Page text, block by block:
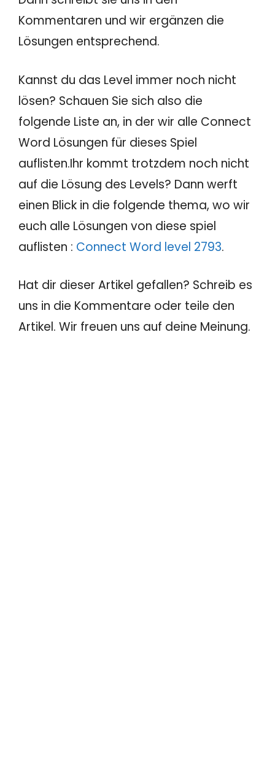
Kommentaren und wir ergänzen die
Lösungen entsprechend.
Kannst du das Level immer noch nicht
lösen? Schauen Sie sich also die
folgende Liste an, in der wir alle Connect
Word Lösungen für dieses Spiel
auflisten.Ihr kommt trotzdem noch nicht
auf die Lösung des Levels? Dann werft
einen Blick in die folgende thema, wo wir
euch alle Lösungen von diese spiel
auflisten : Connect Word level 2793.
Hat dir dieser Artikel gefallen? Schreib es
uns in die Kommentare oder teile den
Artikel. Wir freuen uns auf deine Meinung.